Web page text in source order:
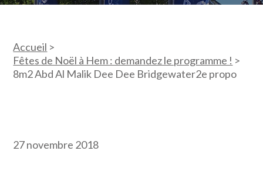
Accueil >
Fêtes de Noël à Hem : demandez le programme ! >
8m2 Abd Al Malik Dee Dee Bridgewater2e propo
27 novembre 2018